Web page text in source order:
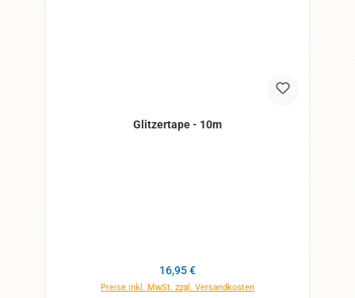
Glitzertape - 10m
Regulärer Preis:
16,95 €
Preise inkl. MwSt. zzgl. Versandkosten